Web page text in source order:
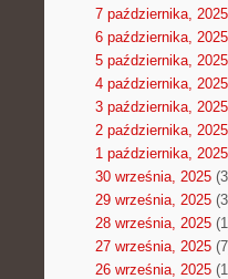
7 października, 2025
6 października, 2025
5 października, 2025
4 października, 2025
3 października, 2025
2 października, 2025
1 października, 2025
30 września, 2025
29 września, 2025
28 września, 2025
27 września, 2025
26 września, 2025